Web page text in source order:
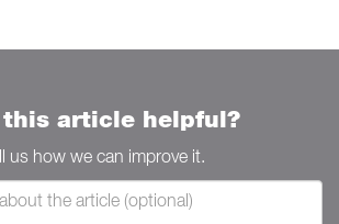
this article helpful?
us how we can improve it.